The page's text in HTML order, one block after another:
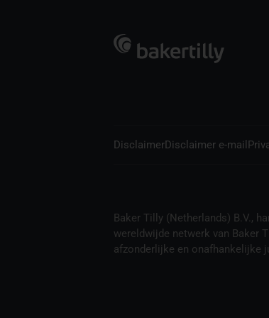
DisclaimerDisclaimer e-mail
Baker Tilly (Netherlands) B.V.,
wereldwijde netwerk van Baker
afzonderlijke en onafhankelijke